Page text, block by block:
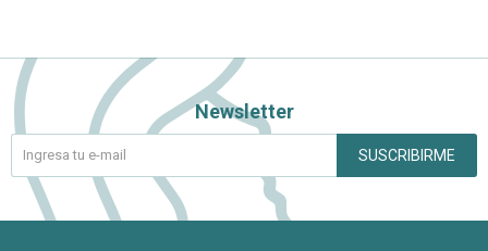
Newsletter
SUSCRIBIRME